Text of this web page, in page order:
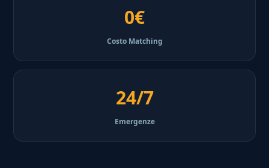
0€
Costo Matching
24/7
Emergenze